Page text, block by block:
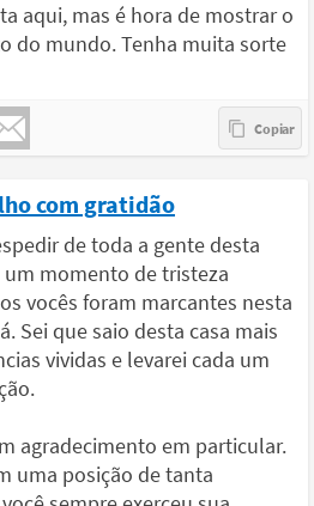
aqui, mas é hora de mostrar o
do mundo. Tenha muita sorte
com gratidão
de toda a gente desta
um momento de tristeza
vocês foram marcantes nesta
Sei que saio desta casa mais
vividas e levarei cada um
agradecimento em particular.
uma posição de tanta